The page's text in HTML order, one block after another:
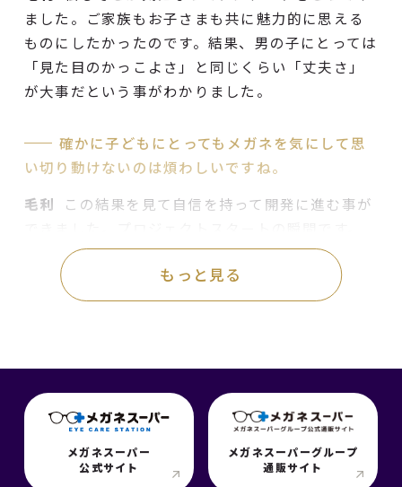
ました。ご家族もお子さまも共に魅力的に思える
ものにしたかったのです。結果、男の子にとっては
「見た目のかっこよさ」と同じくらい「丈夫さ」
が大事だという事がわかりました。
確かに子どもにとってもメガネを気にして思
い切り動けないのは煩わしいですね。
毛利
この結果を見て自信を持って開発に進む事が
機能&デザイン。
もっと見る
メガネスーパー
公式サイト
メガネスーパーグループ
通販サイト